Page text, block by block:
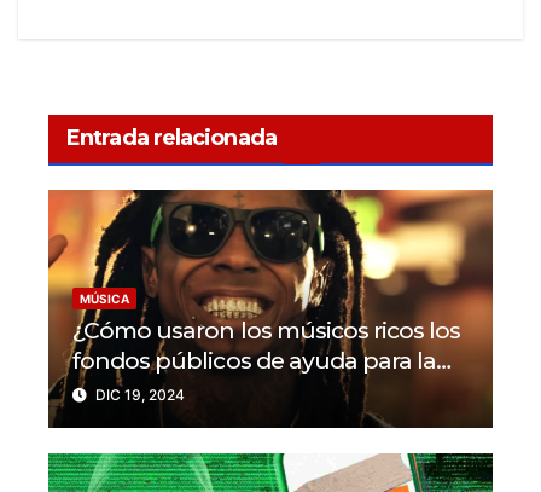
Entrada relacionada
MÚSICA
¿Cómo usaron los músicos ricos los
fondos públicos de ayuda para la
pandemia en EEUU?
DIC 19, 2024